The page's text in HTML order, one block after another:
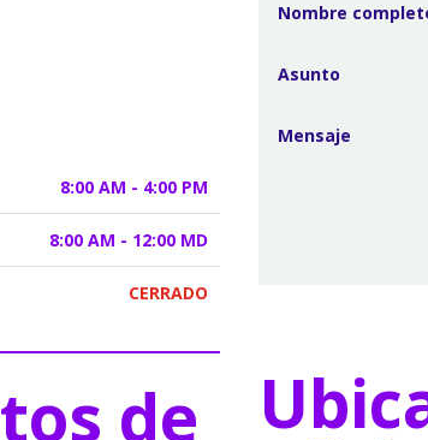
8:00 AM - 4:00 PM
8:00 AM - 12:00 MD
CERRADO
de